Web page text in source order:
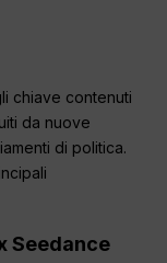
chiave contenuti
da nuove
di politica.
Seedance